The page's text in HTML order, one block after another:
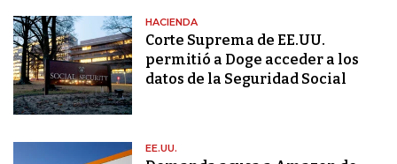
HACIENDA
Corte Suprema de EE.UU.
permitió a Doge acceder a los
datos de la Seguridad Social
EE.UU.